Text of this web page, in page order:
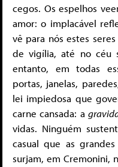
cegos. Os espelhos
amor: o implacável
vê para nós estes
de vigília, até no céu
entanto, em todas
portas, janelas,
lei impiedosa que
carne cansada: a
vidas. Ninguém
casual que as grandes
surjam, em Cremonini,